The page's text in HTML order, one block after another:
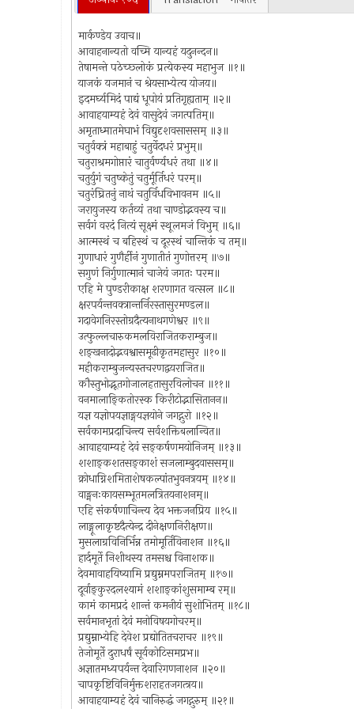
मार्कण्डेय उवाच॥
आवाहनान्यतो वच्मि यान्यहं यदुनन्दन॥
तेषामन्ते पठेच्छ्लोकं प्रत्येकस्य महाभुज ॥१॥
याजकं यजमानं च श्रेयसाभ्येत्य योजय॥
इदमर्घ्यमिदं पाद्यं धूपोयं प्रतिगृह्यताम् ॥२॥
आवाहयाम्यहं देवं वासुदेवं जगत्पतिम्॥
अमृताध्मातमेघाभं विद्युदृशवसाससम् ॥३॥
चतुर्वक्त्रं महाबाहुं चतुर्वेदधरं प्रभुम्॥
चतुराश्रमगोप्तारं चातुर्वर्ण्यधरं तथा ॥४॥
चतुर्युगं चतुष्केतुं चतुर्मूर्तिधरं परम्॥
चतुरंघ्रितनुं नाथं चतुर्विधविभावनम ॥५॥
जरायुजस्य कर्तव्यं तथा चाण्डोद्भवस्य च॥
सर्वगं वरदं नित्यं सूक्ष्मं स्थूलमजं विभुम् ॥६॥
आत्मस्थं च बहिस्थं च दूरस्थं चान्तिकं च तम्॥
गुणाधारं गुणैर्हीनं गुणातीतं गुणोत्तरम् ॥७॥
सगुणं निर्गुणात्मानं चाजेयं जगतः परम॥
एहि मे पुण्डरीकाक्ष शरणागत वत्सल ॥८॥
क्षरपर्यन्तवक्त्रान्तर्निरस्तासुरमण्डल॥
गदावेगनिरस्तोग्रदैत्यनाथगणेश्वर ॥९॥
उत्फुल्लचारुकमलविराजितकराम्बुज॥
शङ्खनादोद्भवश्वासमूढीकृतमहासुर ॥१०॥
महीकराम्बुजन्यस्तचरणद्वयराजित॥
कौस्तुभोद्भूतगोजालहतासुरविलोचन ॥११॥
वनमालाङ्कितोरस्क किरीटोद्भासितानन॥
यज्ञ यज्ञोपयज्ञाङ्गयज्ञयोने जगद्गुरो ॥१२॥
सर्वकामप्रदाचिन्त्य सर्वशक्तिबलान्वित॥
आवाहयाम्यहं देवं सङ्कर्षणमयोनिजम् ॥१३॥
शशाङ्कशतसङ्काशं सजलाम्बुदवाससम्॥
क्रोधाग्निशमिताशेषकल्पांतभुवनत्रयम् ॥१४॥
वाङ्मनःकायसम्भूतमलत्रितयनाशनम्॥
एहि संकर्षणाचिन्त्य देव भक्तजनप्रिय ॥१५॥
लाङ्गूलाकृष्टदैत्येन्द्र दीनेक्षणनिरीक्षण॥
मुसलाग्रविनिर्भिन्न तमोमूर्तिविनाशन ॥१६॥
हार्दमूर्ते निशीथस्य तमसश्च विनाशक॥
देवमावाहयिष्यामि प्रद्युम्नमपराजितम् ॥१७॥
दूर्वाङ्कुरदलश्यामं शशाङ्कांशुसमाम्ब रम्॥
कामं कामप्रदं शान्तं कमनीयं सुशोभितम् ॥१८॥
सर्वमानभृतां देवं मनोविषयगोचरम्॥
प्रद्युम्नाभ्येहि देवेश प्रद्योतितचराचर ॥१९॥
तेजोमूर्ते दुराधर्षं सूर्यकोटिसमप्रभ॥
अज्ञातमध्यपर्यन्त देवारिगणनाशन ॥२०॥
चापकृष्टिविनिर्मुक्तशराहतजगत्त्रय॥
आवाहयाम्यहं देवं चानिरुद्धं जगद्गुरुम् ॥२१॥